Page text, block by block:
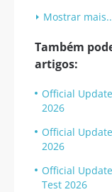
Mostrar
Também
artigos:
Official
2026
Official
2026
Official
Test 2026